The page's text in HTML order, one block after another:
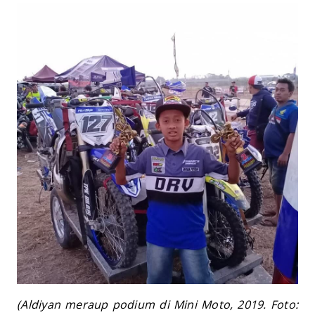
(Aldiyan meraup podium di Mini Moto, 2019. Foto: